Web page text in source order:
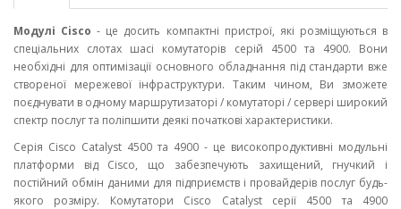
Модулі Cisco - це досить компактні пристрої, які розміщуються в
спеціальних слотах шасі комутаторів серій 4500 та 4900. Вони
необхідні для оптимізації основного обладнання під стандарти вже
створеної мережевої інфраструктури. Таким чином, Ви зможете
поєднувати в одному маршрутизаторі / комутаторі / сервері широкий
спектр послуг та поліпшити деякі початкові характеристики.
Серія Cisco Catalyst 4500 та 4900 - це високопродуктивні модульні
платформи від Cisco, що забезпечують захищений, гнучкий і
постійний обмін даними для підприємств і провайдерів послуг будь-
якого розміру. Комутатори Cisco Catalyst серії 4500 та 4900